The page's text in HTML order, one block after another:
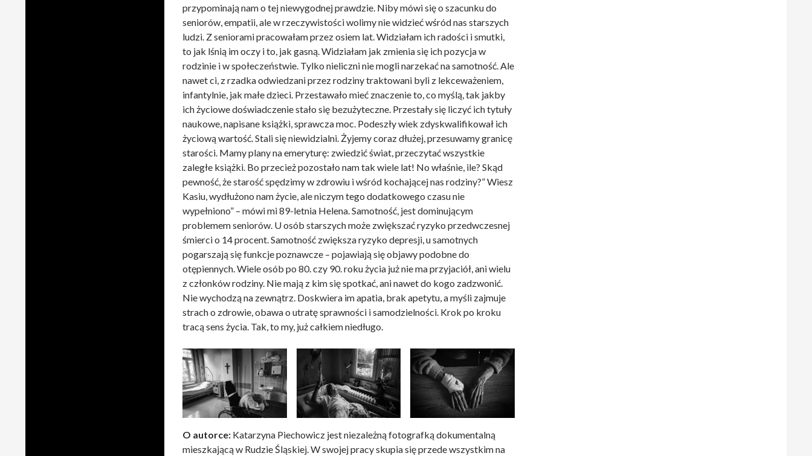
przypominają nam o tej niewygodnej prawdzie. Niby mówi się o szacunku do
seniorów, empatii, ale w rzeczywistości wolimy nie widzieć wśród nas starszych
ludzi. Z seniorami pracowałam przez osiem lat. Widziałam ich radości i smutki,
to jak lśnią im oczy i to, jak gasną. Widziałam jak zmienia się ich pozycja w
rodzinie i w społeczeństwie. Tylko nieliczni nie mogli narzekać na samotność. Ale
nawet ci, z rzadka odwiedzani przez rodziny traktowani byli z lekceważeniem,
infantylnie, jak małe dzieci. Przestawało mieć znaczenie to, co myślą, tak jakby
ich życiowe doświadczenie stało się bezużyteczne. Przestały się liczyć ich tytuły
naukowe, napisane książki, sprawcza moc. Podeszły wiek zdyskwalifikował ich
życiową wartość. Stali się niewidzialni. Żyjemy coraz dłużej, przesuwamy granicę
starości. Mamy plany na emeryturę: zwiedzić świat, przeczytać wszystkie
zaległe książki. Bo przecież pozostało nam tak wiele lat! No właśnie, ile? Skąd
pewność, że starość spędzimy w zdrowiu i wśród kochającej nas rodziny?” Wiesz
Kasiu, wydłużono nam życie, ale niczym tego dodatkowego czasu nie
wypełniono” – mówi mi 89-letnia Helena. Samotność, jest dominującym
problemem seniorów. U osób starszych może zwiększać ryzyko przedwczesnej
śmierci o 14 procent. Samotność zwiększa ryzyko depresji, u samotnych
pogarszają się funkcje poznawcze – pojawiają się objawy podobne do
otępiennych. Wiele osób po 80. czy 90. roku życia już nie ma przyjaciół, ani wielu
z członków rodziny. Nie mają z kim się spotkać, ani nawet do kogo zadzwonić.
Nie wychodzą na zewnątrz. Doskwiera im apatia, brak apetytu, a myśli zajmuje
strach o zdrowie, obawa o utratę sprawności i samodzielności. Krok po kroku
tracą sens życia. Tak, to my, już całkiem niedługo.
O autorce: Katarzyna Piechowicz jest niezależną fotografką dokumentalną
mieszkającą w Rudzie Śląskiej. W swojej pracy skupia się przede wszystkim na